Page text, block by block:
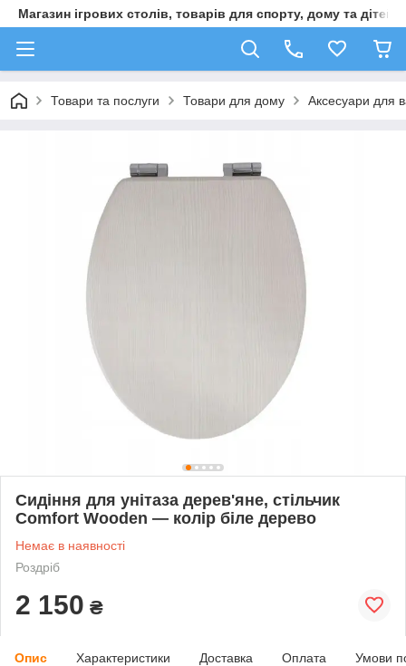
Магазин ігрових столів, товарів для спорту, дому та дітей
Товари та послуги Товари для дому Аксесуари для
Сидіння для унітаза дерев'яне, стільчик
Comfort Wooden — колір біле дерево
Немає в наявності
Роздріб
2 150 ₴
Опис Характеристики Доставка Оплата Умови